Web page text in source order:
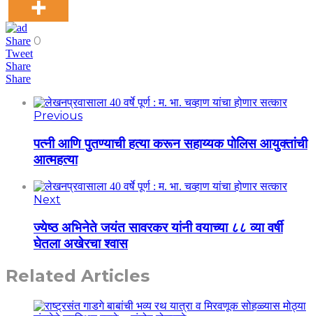
Share 0
Tweet
Share
Share
Previous
पत्नी आणि पुतण्याची हत्या करून सहाय्यक पोलिस आयुक्तांची
आत्महत्या
Next
ज्येष्ठ अभिनेते जयंत सावरकर यांनी वयाच्या ८८ व्या वर्षी
घेतला अखेरचा श्वास
Related Articles